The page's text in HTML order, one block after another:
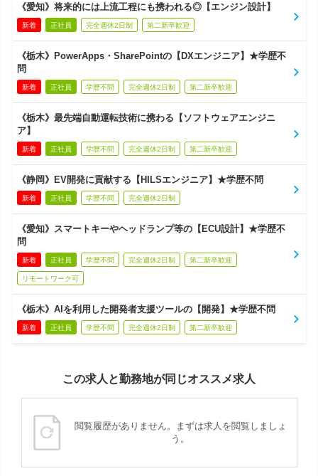
《愛知》将来的には上流工程にも携われる◎【エンジン設計】
新着 正社員 完全週休2日制 第二新卒歓迎
《栃木》PowerApps・SharePointの【DXエンジニア】★学歴不
問
新着 正社員 学歴不問 完全週休2日制 第二新卒歓迎
《栃木》最先端自動運転技術に携わる【ソフトウェアエンジニ
ア】
新着 正社員 学歴不問 完全週休2日制 第二新卒歓迎
《静岡》EV開発に貢献する【HILSエンジニア】★学歴不問
新着 正社員 学歴不問 完全週休2日制
《愛知》スマートキーやヘッドランプ等の【ECU設計】★学歴不
問
新着 正社員 学歴不問 完全週休2日制 第二新卒歓迎
リモートワーク可
《栃木》AIを利用した開発者支援ツールの【開発】★学歴不問
新着 正社員 学歴不問 完全週休2日制 第二新卒歓迎
この求人と勤務地が同じオススメ求人
閲覧履歴がありません。まずは求人を閲覧しましょ
う。